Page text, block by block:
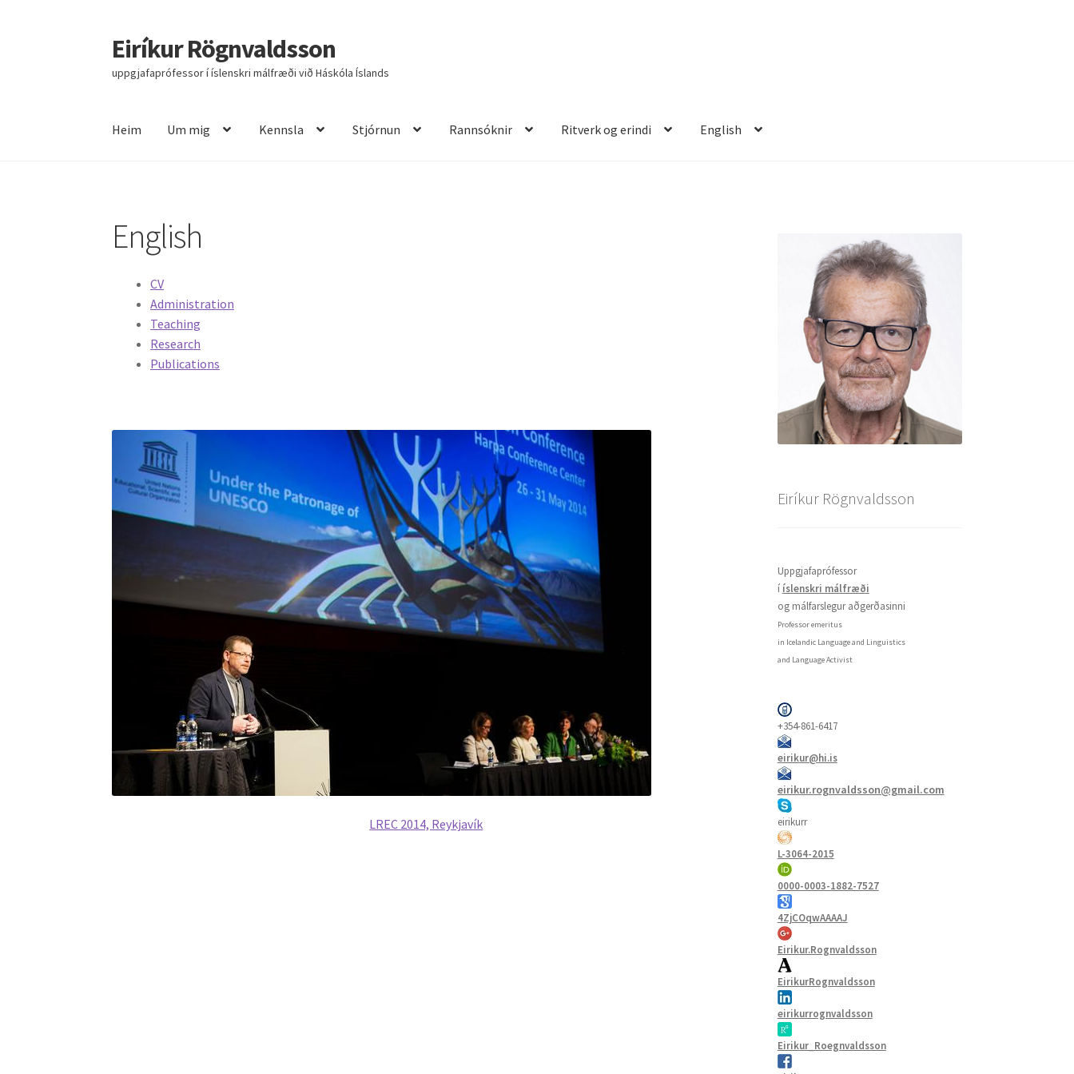
Fara
beint
í
Hoppa
yfir
í
Eiríkur Rögnvaldsson
uppgjafaprófessor í íslenskri málfræði við Háskóla Íslands
Heim Um mig Kennsla Stjórnun Rannsóknir Ritverk og erindi English
English
CV
Administration
Teaching
Research
Publications
LREC 2014, Reykjavík
Eiríkur Rögnvaldsson
Uppgjafaprófessor
í íslenskri málfræði
og málfarslegur aðgerðasinni
Professor emeritus
in Icelandic Language and Linguistics
and Language Activist
+354-861-6417
eirikur@hi.is
eirikur.rognvaldsson@gmail.com
eirikurr
L-3064-2015
0000-0003-1882-7527
4ZjCOqwAAAAJ
Eirikur.Rognvaldsson
EirikurRognvaldsson
eirikurrognvaldsson
Eirikur_Roegnvaldsson